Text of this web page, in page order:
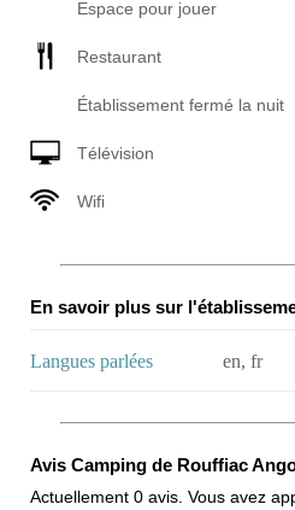
Espace pour jouer
Restaurant
Établissement fermé la nuit
Télévision
Wifi
En savoir plus sur
Langues parlées en, fr
Avis Camping de Rouffiac
Actuellement 0 avis. Vous avez